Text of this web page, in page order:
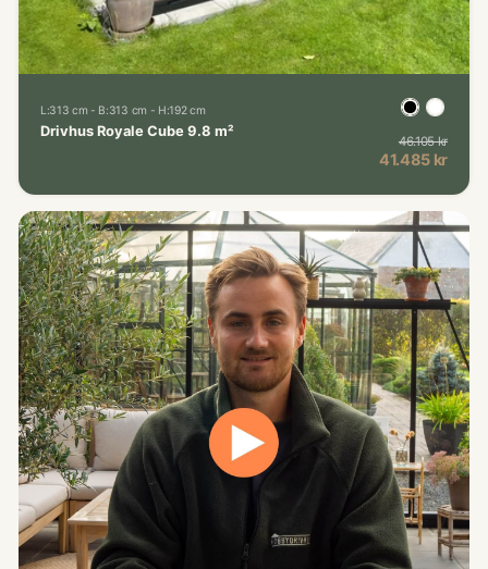
L:313 cm - B:313 cm - H:192 cm
Drivhus Royale Cube 9.8 m²
46.105 kr
Kampagnepris
41.485 kr